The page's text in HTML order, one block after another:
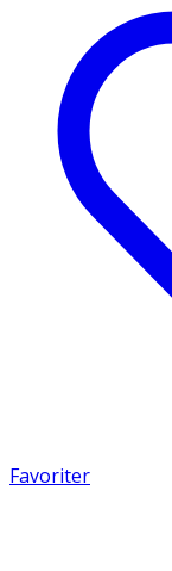
Favoriter